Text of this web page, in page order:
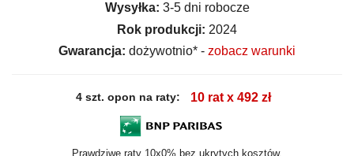
Wysyłka: 3-5 dni robocze
Rok produkcji: 2024
Gwarancja: dożywotnio* - zobacz warunki
4 szt. opon na raty: 10 rat x 492 zł
Prawdziwe raty 10x0% bez ukrytych kosztów.